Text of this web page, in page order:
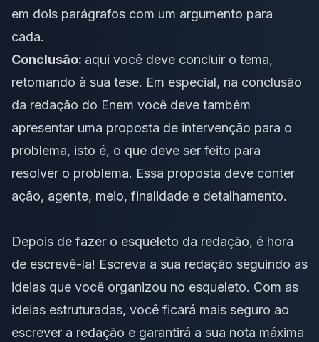
em dois parágrafos com um argumento para
cada.
Conclusão: aqui você deve concluir o tema,
retomando à sua tese. Em especial, na conclusão
da redação do Enem você deve também
apresentar uma proposta de intervenção para o
problema, isto é, o que deve ser feito para
resolver o problema. Essa proposta deve conter
ação, agente, meio, finalidade e detalhamento.
Depois de fazer o esqueleto da redação, é hora
de escrevê-la! Escreva a sua redação seguindo as
ideias que você organizou no esqueleto. Com as
ideias estruturadas, você ficará mais seguro ao
escrever a redação e garantirá a sua nota máxima